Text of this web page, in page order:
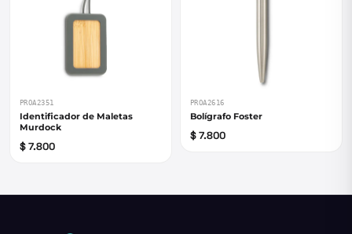
PROA2351
Identificador de Maletas
Murdock
$ 7.800
PROA2616
Bolígrafo Foster
$ 7.800